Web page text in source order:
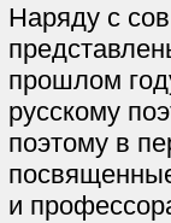
Наряду с
прошлом
русскому
поэтому в
и